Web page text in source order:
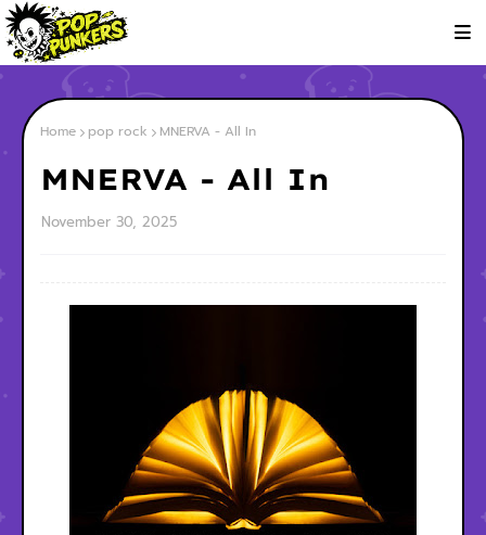
Home pop rock MNERVA - All In
MNERVA - All In
November 30, 2025